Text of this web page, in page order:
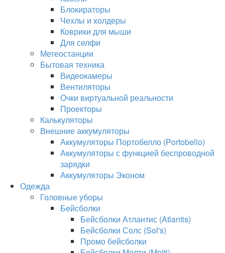
Блокираторы
Чехлы и холдеры
Коврики для мыши
Для селфи
Метеостанции
Бытовая техника
Видеокамеры
Вентиляторы
Очки виртуальной реальности
Проекторы
Калькуляторы
Внешние аккумуляторы
Аккумуляторы Портобелло (Portobello)
Аккумуляторы с функцией беспроводной
зарядки
Аккумуляторы Эконом
Одежда
Головные уборы
Бейсболки
Бейсболки Атлантис (Atlantis)
Бейсболки Солс (Sol's)
Промо бейсболки